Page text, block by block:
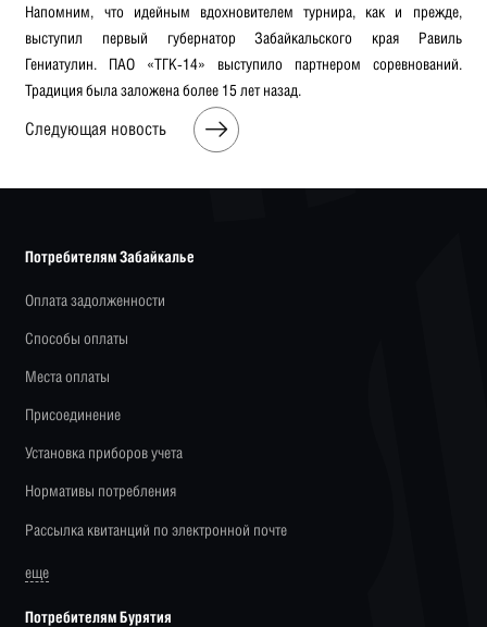
Напомним, что идейным вдохновителем турнира, как и прежде,
выступил первый губернатор Забайкальского края Равиль
Гениатулин. ПАО «ТГК-14» выступило партнером соревнований.
Традиция была заложена более 15 лет назад.
Следующая новость
Потребителям Забайкалье
Оплата задолженности
Способы оплаты
Места оплаты
Присоединение
Установка приборов учета
Нормативы потребления
Рассылка квитанций по электронной почте
еще
Потребителям Бурятия